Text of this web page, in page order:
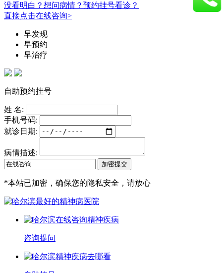
没看明白？想问病情？预约挂号看诊？
直接点击在线咨询>
早发现
早预约
早治疗
自助预约挂号
姓 名:
手机号码:
就诊日期:
病情描述:
*本站已加密，确保您的隐私安全，请放心
咨询提问